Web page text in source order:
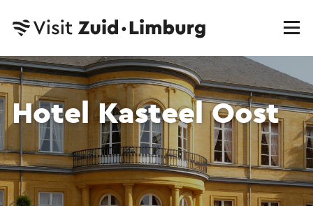
Hotel Kasteel Oost